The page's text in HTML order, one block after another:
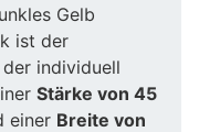
Gelb
ist der
individuell
Stärke von 45
einer Breite von